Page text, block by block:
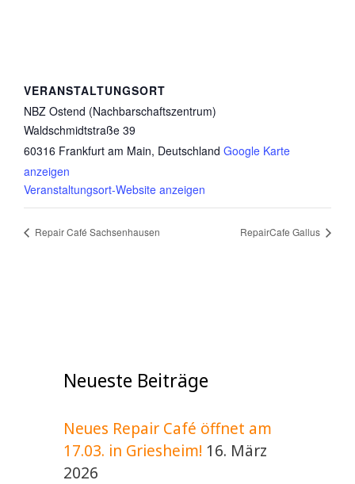
VERANSTALTUNGSORT
NBZ Ostend (Nachbarschaftszentrum)
Waldschmidtstraße 39
60316 Frankfurt am Main, Deutschland Google Karte
anzeigen
Veranstaltungsort-Website anzeigen
Repair Café Sachsenhausen RepairCafe Gallus
Neueste Beiträge
Neues Repair Café öffnet am
17.03. in Griesheim! 16. März
2026